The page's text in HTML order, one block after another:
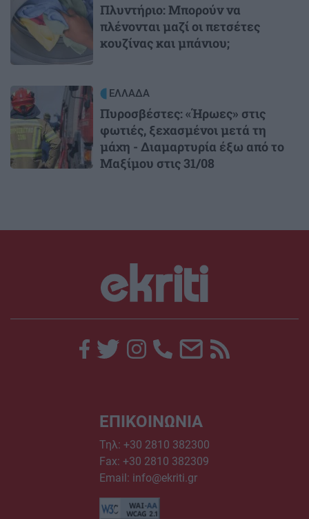
Πλυντήριο: Μπορούν να
πλένονται μαζί οι πετσέτες
κουζίνας και μπάνιου;
Image ΕΛΛΑΔΑ
Πυροσβέστες: «Ήρωες» στις
φωτιές, ξεχασμένοι μετά τη
μάχη - Διαμαρτυρία έξω από το
Μαξίμου στις 31/08
ΕΠΙΚΟΙΝΩΝΙΑ
Τηλ: +30 2810 382300
Fax: +30 2810 382309
Email: info@ekriti.gr